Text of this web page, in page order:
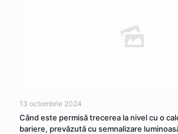
13 octombrie 2024
Când este permisă trecerea la nivel cu o
bariere, prevăzută cu semnalizare